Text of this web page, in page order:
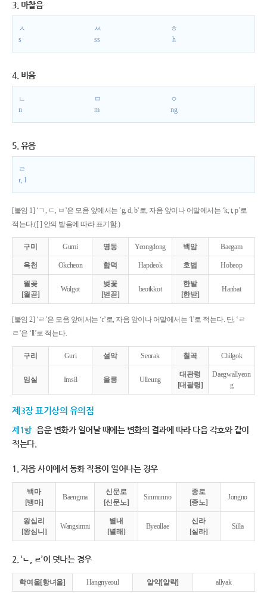
3. 마찰음
ㅅ
s
ㅆ
ss
ㅎ
h
4. 비음
ㄴ
n
ㅁ
m
ㅇ
ng
5. 유음
ㄹ
r, l
[붙임 1] ‘ㄱ, ㄷ, ㅂ’은 모음 앞에서는 ‘g, d, b’로, 자음 앞이나 어말에서는 ‘k, t, p’로
적는다.([ ] 안의 발음에 따라 표기함.)
구미 Gumi 영동 Yeongdong 백암 Baegam
옥천 Okcheon 합덕 Hapdeok 호법 Hobeop
월곶
[월곧]
Wolgot
벚꽃
[벋꼳]
beotkkot
한밭
[한받]
Hanbat
[붙임 2] ‘ㄹ’은 모음 앞에서는 ‘r’로, 자음 앞이나 어말에서는 ‘l’로 적는다. 단, ‘ㄹ
ㄹ’은 ‘ll’로 적는다.
구리 Guri 설악 Seorak 칠곡 Chilgok
임실 Imsil 울릉 Ulleung
대관령
[대괄령]
Daegwallyeon
g
제3장 표기상의 유의점
제1항 음운 변화가 일어날 때에는 변화의 결과에 따라 다음 각호와 같이
적는다.
1. 자음 사이에서 동화 작용이 일어나는 경우
백마
[뱅마]
Baengma
신문로
[신문노]
Sinmunno
종로
[종노]
Jongno
왕십리
[왕심니]
Wangsimni
별내
[별래]
Byeollae
신라
[실라]
Silla
2. ‘ㄴ, ㄹ’이 덧나는 경우
학여울[항녀울] Hangnyeoul 알약[알략] allyak